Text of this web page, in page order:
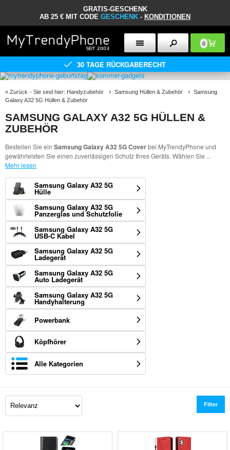
GRATIS-GESCHENK
AB 25 € MIT CODE GESCHENK - KONDITIONEN
0
30 TAGE RÜCKGABERECHT
« Zurück - Sie sind hier: Handyzubehör Samsung Hüllen & Zubehör
Samsung
Galaxy A32 5G Hüllen & Zubehör
SAMSUNG GALAXY A32 5G HÜLLEN &
ZUBEHÖR
Bestellen Sie ein Samsung Galaxy A32 5G Coverbei MyTrendyPhone und
gewährleisten Sie einen zuverlässigen Schutz Ihres Geräts. Wählen Sie ...
Mehr lesen
Samsung Galaxy A32 5G
Hülle
Samsung Galaxy A32 5G
Panzerglas und Schutzfolie
Samsung Galaxy A32 5G
USB-C Kabel
Samsung Galaxy A32 5G
Ladegerät
Samsung Galaxy A32 5G
Auto Ladegerät
Samsung Galaxy A32 5G
Handyhalterung
Powerbank
Köpfhörer
Alle Kategorien
Filter